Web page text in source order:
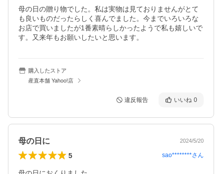
母の日の贈り物でした。私は実物は見ておりませんがとて
も良いものだったらしく喜んでました。今までいろいろな
お店で買いましたが1番素晴らしかったようで私も嬉しいで
す。又来年もお願いしたいと思います。
購入したストア
産直本舗 Yahoo!店
違反報告 いいね 0
母の日に 2024/5/20
5 sao********さん